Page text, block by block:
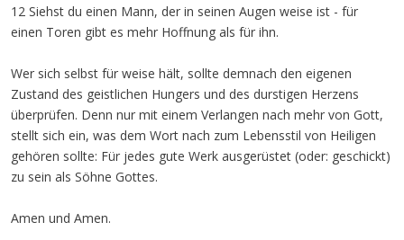
12 Siehst du einen Mann, der in seinen Augen weise ist - für
einen Toren gibt es mehr Hoffnung als für ihn.
Wer sich selbst für weise hält, sollte demnach den eigenen
Zustand des geistlichen Hungers und des durstigen Herzens
überprüfen. Denn nur mit einem Verlangen nach mehr von Gott,
stellt sich ein, was dem Wort nach zum Lebensstil von Heiligen
gehören sollte: Für jedes gute Werk ausgerüstet (oder: geschickt)
zu sein als Söhne Gottes.
Amen und Amen.